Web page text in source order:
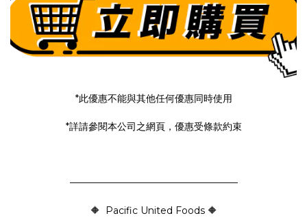
*此優惠不能與其他任何優惠同時使用
*詳請參閱本公司之網頁，優惠受條款約束
—————————————————–
🔶 Pacific United Foods 🔶